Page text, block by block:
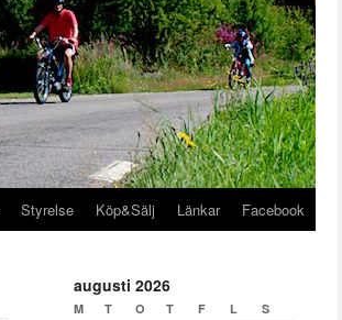
Styrelse Köp&Sälj Länkar Facebook
augusti 2026
M T O T F L S